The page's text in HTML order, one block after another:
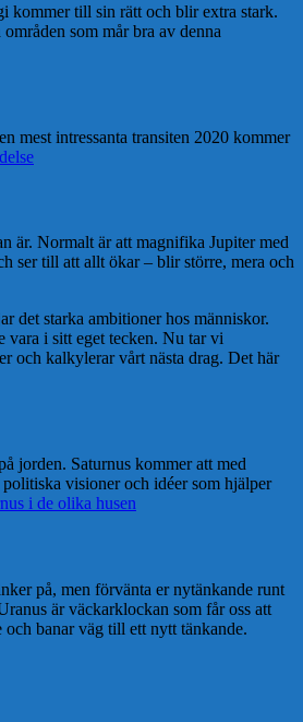
kommer till sin rätt och blir extra stark.
som mår bra av denna
mest intressanta transiten 2020 kommer
är. Normalt är att magnifika Jupiter med
ser till att allt ökar – blir större, mera och
det starka ambitioner hos människor.
vara i sitt eget tecken. Nu tar vi
och kalkylerar vårt nästa drag. Det här
jorden. Saturnus kommer att med
visioner och idéer som hjälper
i de olika husen
på, men förvänta er nytänkande runt
är väckarklockan som får oss att
banar väg till ett nytt tänkande.